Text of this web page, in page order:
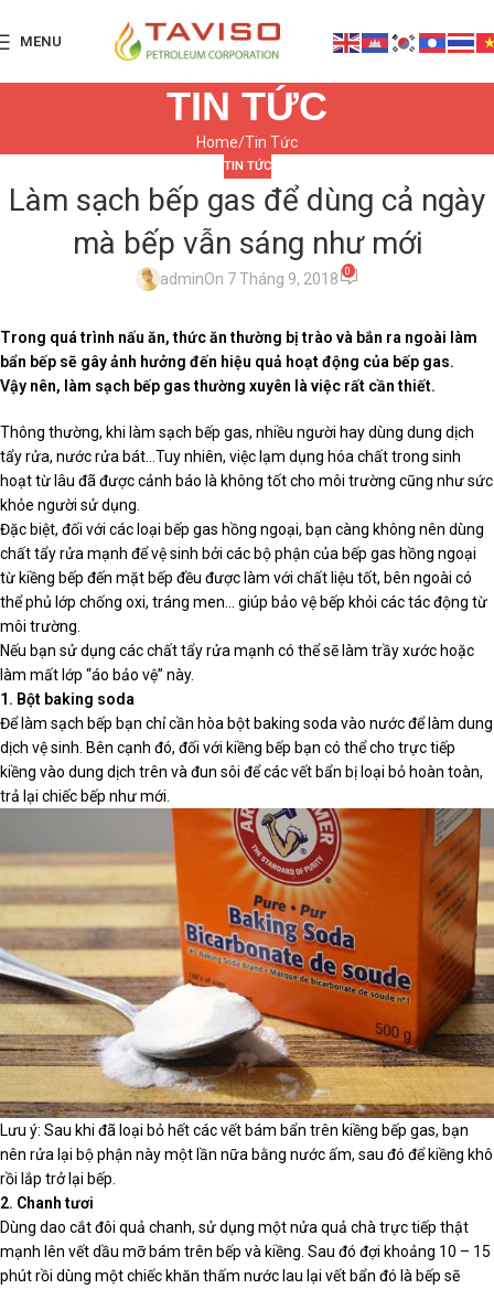
MENU
TIN TỨC
Home Tin Tức
TIN TỨC
Làm sạch bếp gas để dùng cả ngày
mà bếp vẫn sáng như mới
adminOn 7 Tháng 9, 2018 0
Trong quá trình nấu ăn, thức ăn thường bị trào và bắn ra ngoài làm
bẩn bếp sẽ gây ảnh hưởng đến hiệu quả hoạt động của bếp gas.
Vậy nên, làm sạch bếp gas thường xuyên là việc rất cần thiết.
Thông thường, khi làm sạch bếp gas, nhiều người hay dùng dung dịch
tẩy rửa, nước rửa bát…Tuy nhiên, việc lạm dụng hóa chất trong sinh
hoạt từ lâu đã được cảnh báo là không tốt cho môi trường cũng như sức
khỏe người sử dụng.
Đặc biệt, đối với các loại bếp gas hồng ngoại, bạn càng không nên dùng
chất tẩy rửa mạnh để vệ sinh bởi các bộ phận của bếp gas hồng ngoại
từ kiềng bếp đến mặt bếp đều được làm với chất liệu tốt, bên ngoài có
thể phủ lớp chống oxi, tráng men… giúp bảo vệ bếp khỏi các tác động từ
môi trường.
Nếu bạn sử dụng các chất tẩy rửa mạnh có thể sẽ làm trầy xước hoặc
làm mất lớp “áo bảo vệ” này.
1. Bột baking soda
Để làm sạch bếp bạn chỉ cần hòa bột baking soda vào nước để làm dung
dịch vệ sinh. Bên cạnh đó, đối với kiềng bếp bạn có thể cho trực tiếp
kiềng vào dung dịch trên và đun sôi để các vết bẩn bị loại bỏ hoàn toàn,
trả lại chiếc bếp như mới.
Lưu ý: Sau khi đã loại bỏ hết các vết bám bẩn trên kiềng bếp gas, bạn
nên rửa lại bộ phận này một lần nữa bằng nước ấm, sau đó để kiềng khô
rồi lắp trở lại bếp.
2. Chanh tươi
Dùng dao cắt đôi quả chanh, sử dụng một nửa quả chà trực tiếp thật
mạnh lên vết dầu mỡ bám trên bếp và kiềng. Sau đó đợi khoảng 10 – 15
phút rồi dùng một chiếc khăn thấm nước lau lại vết bẩn đó là bếp sẽ